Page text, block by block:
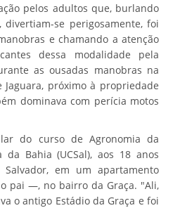
pelos adultos que, burlando
se perigosamente, foi
e chamando a atenção
dessa modalidade pela
as ousadas manobras na
próximo à propriedade
dominava com perícia motos
do curso de Agronomia da
da Bahia (UCSal), aos 18 anos
em um apartamento
pai —, no bairro da Graça. "Ali,
o antigo Estádio da Graça e foi